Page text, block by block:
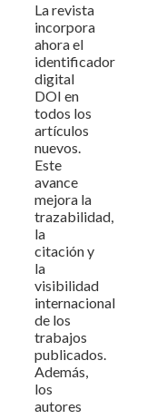
La revista
incorpora
ahora el
identificador
digital
DOI en
todos los
artículos
nuevos.
Este
avance
mejora la
trazabilidad,
la
citación y
la
visibilidad
internacional
de los
trabajos
publicados.
Además,
los
autores